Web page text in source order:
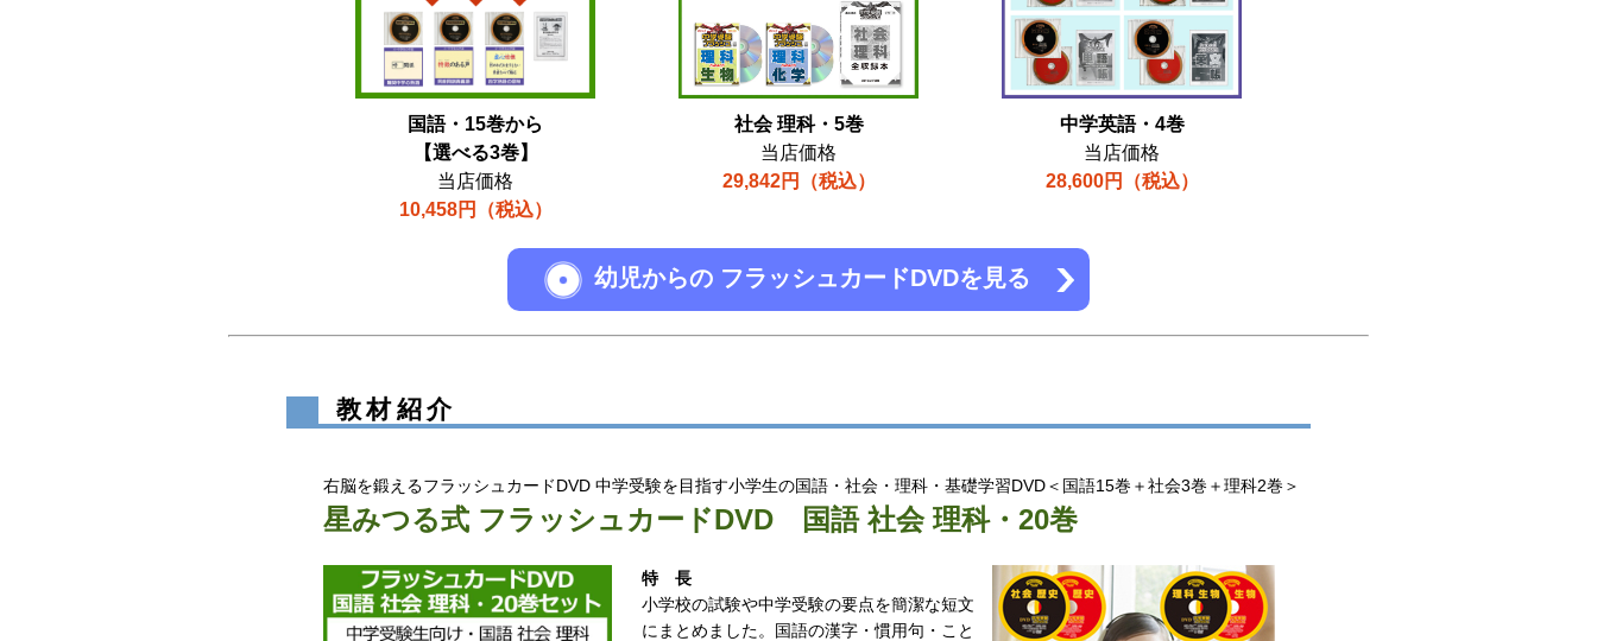
国語・15巻から
【選べる3巻】
当店価格
10,458円（税込）
社会 理科・5巻
当店価格
29,842円（税込）
中学英語・4巻
当店価格
28,600円（税込）
幼児からの フラッシュカードDVDを 見る
教材紹介
右脳を鍛えるフラッシュカードDVD 中学受験を目指す小学生の国語・社会・理科・基礎学習DVD＜国語15巻＋社会3巻＋理科2巻＞
星みつる式 フラッシュカードDVD 国語 社会 理科・20巻
特長
小学校の試験や中学受験の要点を簡潔な短文
にまとめました。国語の漢字・慣用句・こと